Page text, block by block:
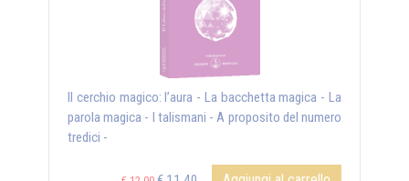
Il cerchio magico: l’aura - La bacchetta magica - La
parola magica - I talismani - A proposito del numero
tredici -